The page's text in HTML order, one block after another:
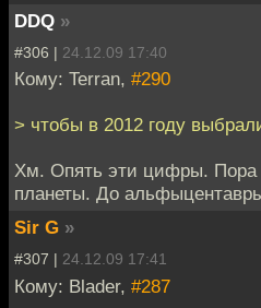
DDQ »
#306 | 24.12.09 17:40
Кому: Terran, #290
> чтобы в 2012 году
Хм. Опять эти цифры. Пора
планеты. До
Sir G »
#307 | 24.12.09 17:41
Кому: Blader, #287